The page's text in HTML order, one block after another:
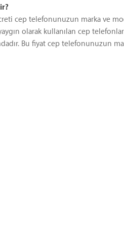
cep telefonunuzun marka ve
olarak kullanılan cep
Bu fiyat cep telefonunuzun